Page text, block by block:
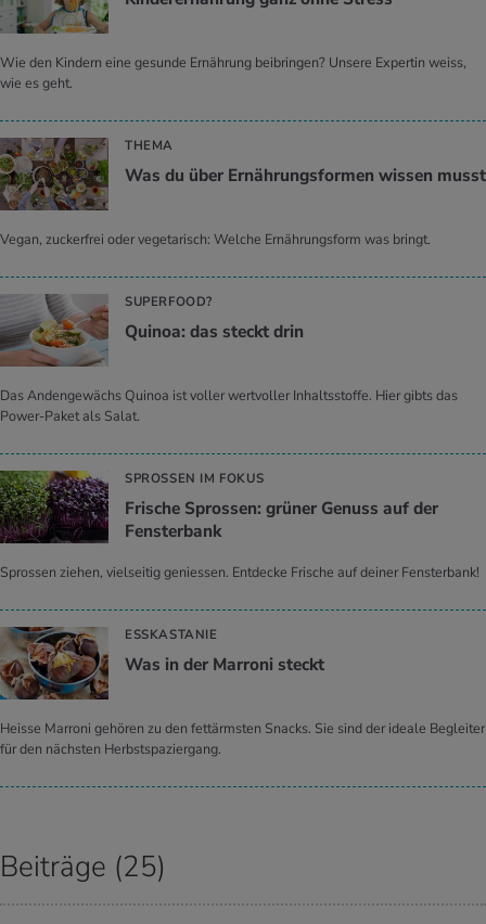
Wie den Kindern eine gesunde Ernährung beibringen? Unsere Expertin weiss,
wie es geht.
THEMA
Was du über Er­näh­rungs­for­men wis­sen musst
Vegan, zuckerfrei oder vegetarisch: Welche Ernährungsform was bringt.
SUPERFOOD?
Qui­noa: das steckt drin
Das Andengewächs Quinoa ist voller wertvoller Inhaltsstoffe. Hier gibts das
Power-Paket als Salat.
SPROSSEN IM FOKUS
Fri­sche Spros­sen: grü­ner Ge­nuss auf der
Fens­ter­bank
Sprossen ziehen, vielseitig geniessen. Entdecke Frische auf deiner Fensterbank!
ESSKASTANIE
Was in der Mar­ro­ni steckt
Heisse Marroni gehören zu den fettärmsten Snacks. Sie sind der ideale Begleiter
für den nächsten Herbstspaziergang.
Beiträge (25)